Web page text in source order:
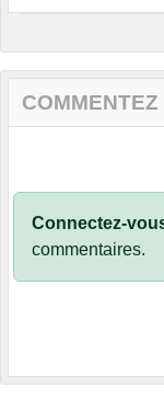
COMMENTEZ
Connectez-
commentaires.